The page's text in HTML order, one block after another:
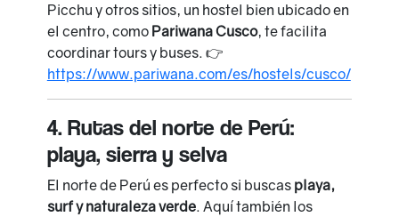
Picchu y otros sitios, un hostel bien ubicado en
el centro, como Pariwana Cusco, te facilita
coordinar tours y buses. 👉
https://www.pariwana.com/es/hostels/cusco/
4. Rutas del norte de Perú:
playa, sierra y selva
El norte de Perú es perfecto si buscas playa,
surf y naturaleza verde. Aquí también los